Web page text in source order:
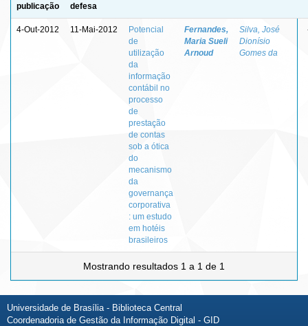
publicação
defesa
4-Out-2012 11-Mai-2012
Potencial
de
utilização
da
informação
contábil no
processo
de
prestação
de contas
sob a ótica
do
mecanismo
da
governança
corporativa
: um estudo
em hotéis
brasileiros
Fernandes,
Maria Sueli
Arnoud
Silva, José
Dionísio
Gomes da
Mostrando resultados 1 a 1 de 1
Universidade de Brasília - Biblioteca Central
Coordenadoria de Gestão da Informação Digital - GID